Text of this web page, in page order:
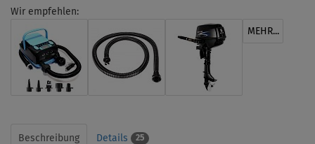
Wir empfehlen:
MEHR...
Beschreibung Details 25